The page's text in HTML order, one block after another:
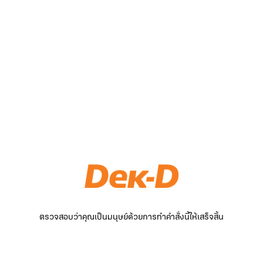
ตรวจสอบว่าคุณเป็นมนุษย์ด้วยการทำคำสั่งนี้ให้เสร็จสิ้น